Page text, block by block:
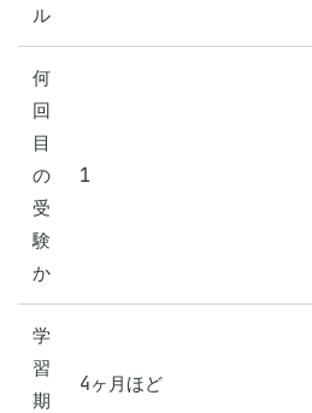
ル
何
回
目
の
受
験
か
1
学
習
期
4ヶ月ほど